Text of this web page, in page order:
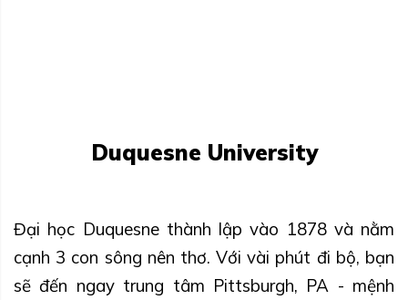
Duquesne University
Đại học Duquesne thành lập vào 1878 và nằm
cạnh 3 con sông nên thơ. Với vài phút đi bộ, bạn
sẽ đến ngay trung tâm Pittsburgh, PA - mệnh